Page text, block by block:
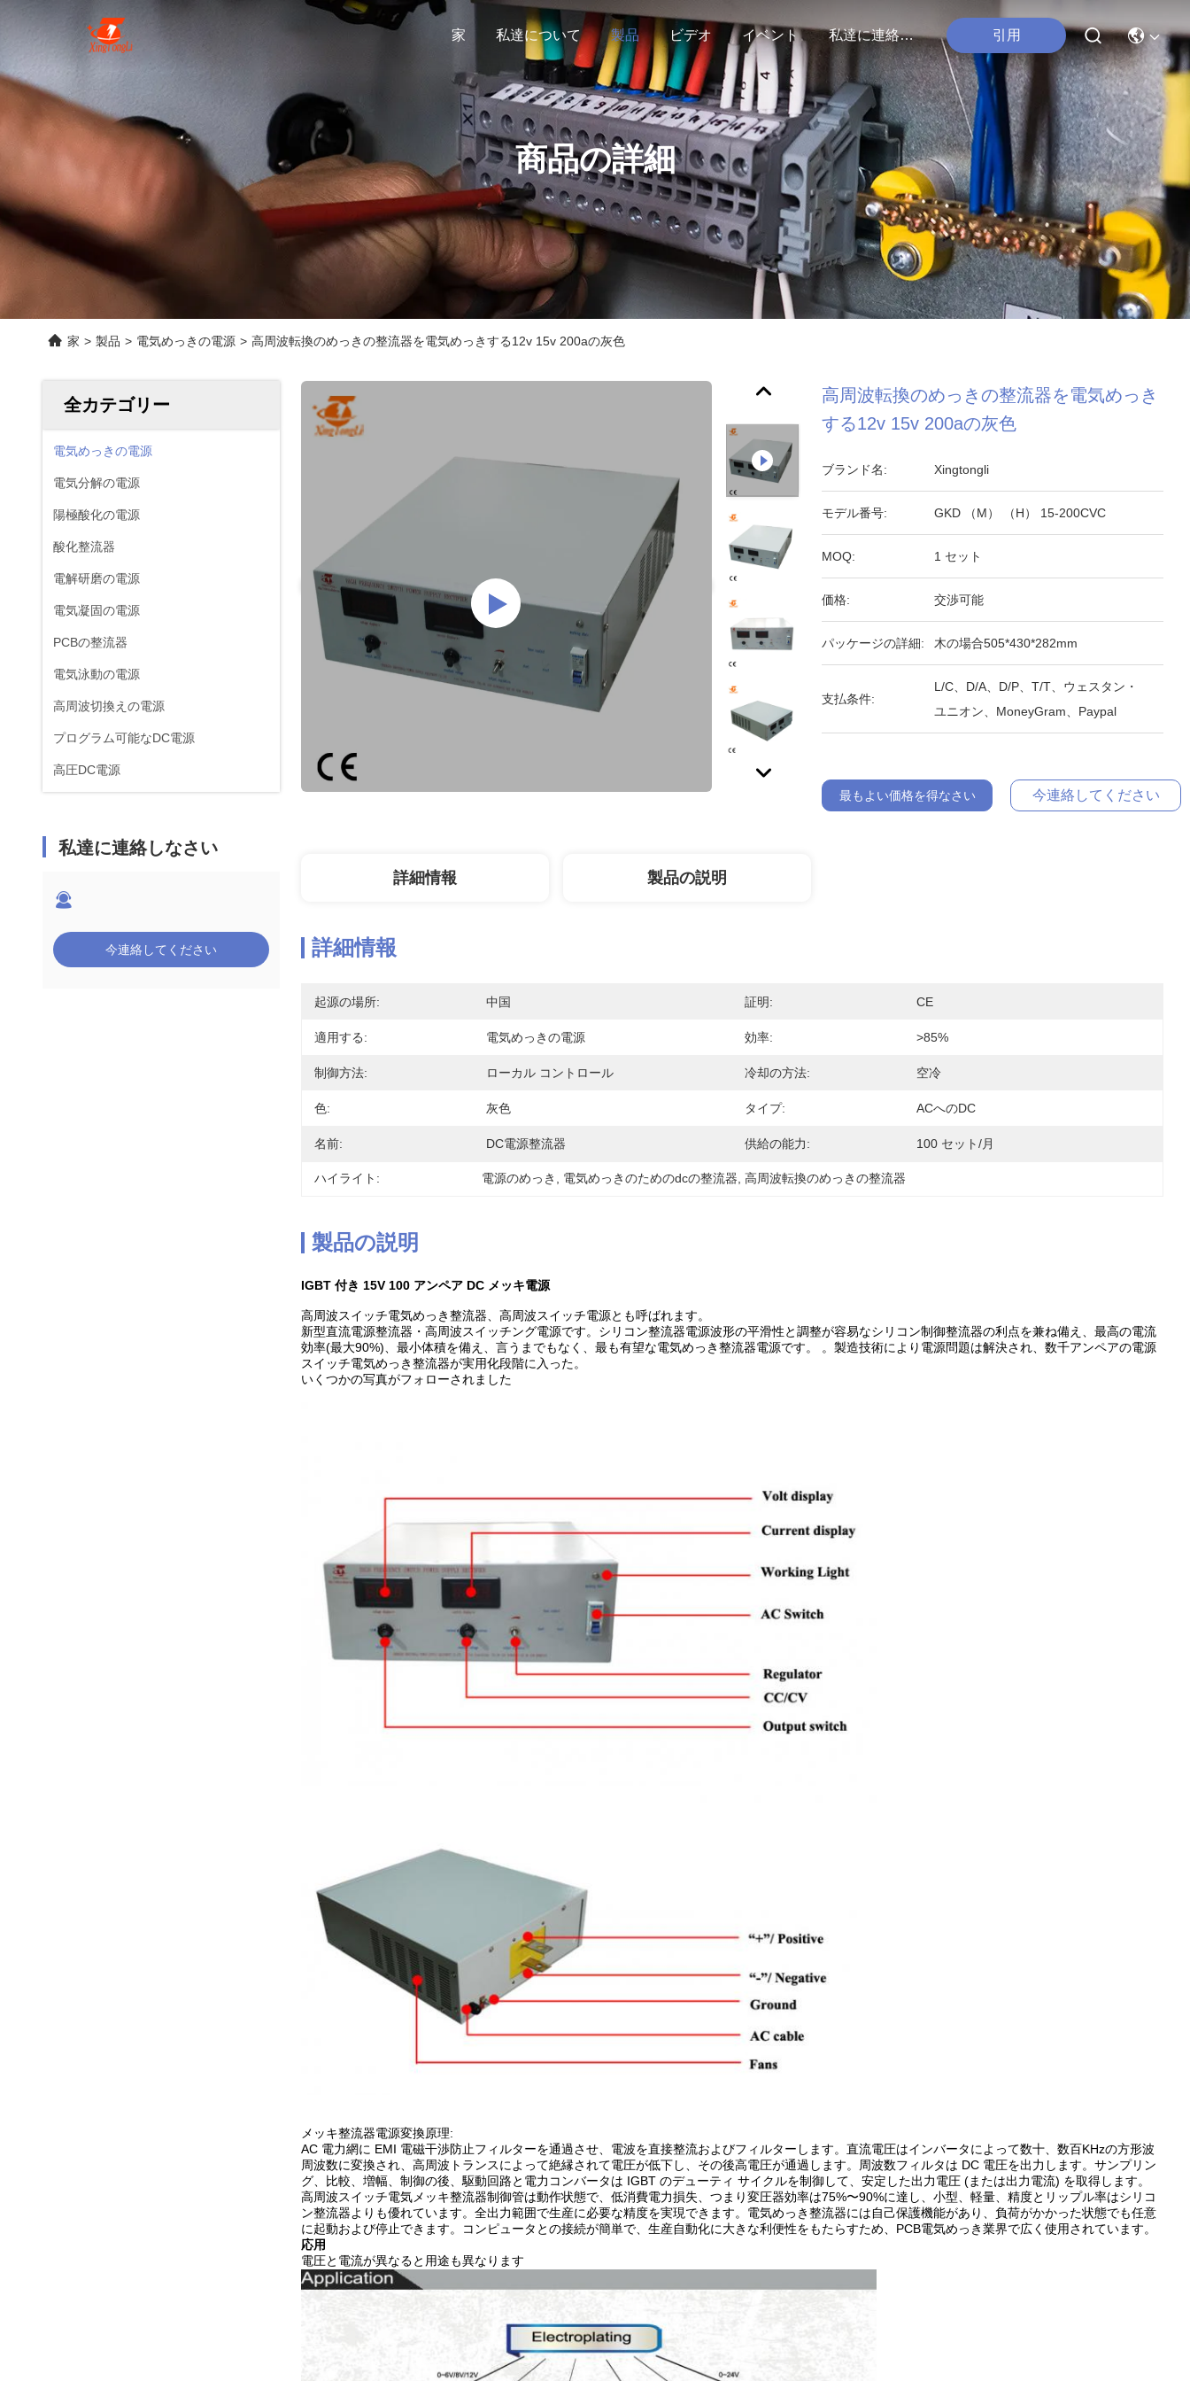
家 私達について 製品 ビデオ イベント 私達に連絡しなさい 引用
商品の詳細
家 > 製品 > 電気めっきの電源 > 高周波転換のめっきの整流器を電気めっきする12v 15v 200aの灰色
全カテゴリー
電気めっきの電源
電気分解の電源
陽極酸化の電源
酸化整流器
電解研磨の電源
電気凝固の電源
PCBの整流器
電気泳動の電源
高周波切換えの電源
プログラム可能なDC電源
高圧DC電源
私達に連絡しなさい
今連絡してください
高周波転換のめっきの整流器を電気めっき
する12v 15v 200aの灰色
ブランド名: Xingtongli
モデル番号: GKD （M） （H） 15-200CVC
MOQ: 1 セット
価格: 交渉可能
パッケージの詳細: 木の場合505*430*282mm
支払条件:
L/C、D/A、D/P、T/T、ウェスタン・
ユニオン、MoneyGram、Paypal
最もよい価格を得なさい 今連絡してください
詳細情報 製品の説明
詳細情報
起源の場所: 中国 証明: CE
適用する: 電気めっきの電源 効率: >85%
制御方法: ローカル コントロール 冷却の方法: 空冷
色: 灰色 タイプ: ACへのDC
名前: DC電源整流器 供給の能力: 100 セット/月
ハイライト: 電源のめっき 電気めっきのためのdcの整流器 , 高周波転換のめっきの整流器
製品の説明
IGBT 付き 15V 100 アンペア DC メッキ電源
高周波スイッチ電気めっき整流器、高周波スイッチ電源とも呼ばれます。
新型直流電源整流器・高周波スイッチング電源です。シリコン整流器電源波形の平滑性と調整が容易なシリコン制御整流器の利点を兼ね備え、最高の電流
効率(最大90%)、最小体積を備え、言うまでもなく、最も有望な電気めっき整流器電源です。 。製造技術により電源問題は解決され、数千アンペアの電源
スイッチ電気めっき整流器が実用化段階に入った。
いくつかの写真がフォローされました
メッキ整流器電源変換原理:
AC 電力網に EMI 電磁干渉防止フィルターを通過させ、電波を直接整流およびフィルターします。直流電圧はインバータによって数十、数百KHzの方形波
周波数に変換され、高周波トランスによって絶縁されて電圧が低下し、その後高電圧が通過します。周波数フィルタは DC 電圧を出力します。サンプリン
グ、比較、増幅、制御の後、駆動回路と電力コンバータは IGBT のデューティ サイクルを制御して、安定した出力電圧 (または出力電流) を取得します。
高周波スイッチ電気メッキ整流器制御管は動作状態で、低消費電力損失、つまり変圧器効率は75%〜90%に達し、小型、軽量、精度とリップル率はシリコ
ン整流器よりも優れています。全出力範囲で生産に必要な精度を実現できます。電気めっき整流器には自己保護機能があり、負荷がかかった状態でも任意
に起動および停止できます。コンピュータとの接続が簡単で、生産自動化に大きな利便性をもたらすため、PCB電気めっき業界で広く使用されています。
応用
電圧と電流が異なると用途も異なります